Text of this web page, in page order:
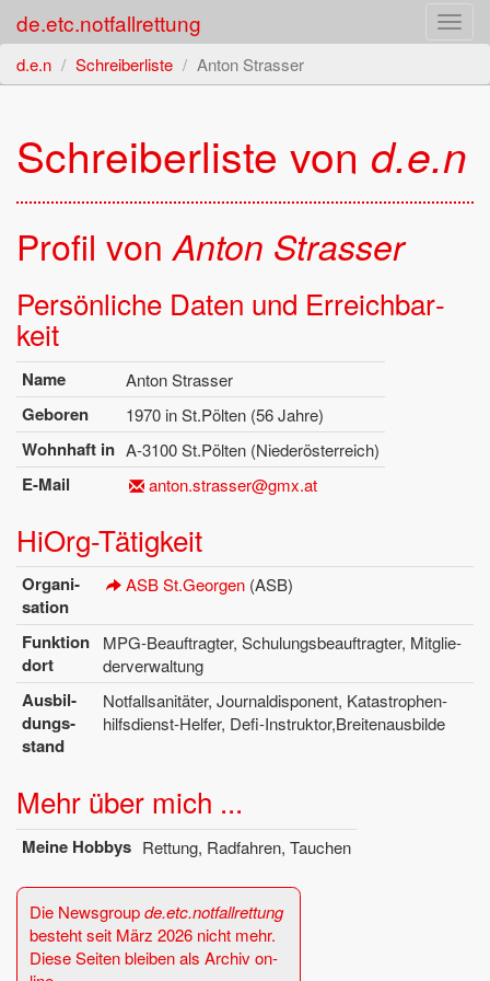
de.etc.notfallrettung
d.e.n Schreiberliste Anton Strasser
Schrei­ber­lis­te von d.e.n
Pro­fil vonAnton Stras­ser
Per­sön­li­che Daten und Er­reich­bar­
keit
Name Anton Stras­ser
Ge­bo­ren 1970 in St.Pöl­ten (56 Jahre)
Wohn­haft in A-3100 St.Pöl­ten (Nie­der­ös­ter­reich)
E-Mail anton.​strasser@​gmx.​at
Hi­Org-Tä­tig­keit
Or­ga­ni­
sa­ti­on
ASB St.​Georgen (ASB)
Funk­ti­on
dort
MPG-Be­auf­trag­ter, Schu­lungs­be­auf­trag­ter, Mit­glie­
der­ver­wal­tung
Aus­bil­
dungs­
stand
Not­fall­sa­ni­tä­ter, Jour­nal­dis­po­nent, Ka­ta­stro­phen­
hilfs­dienst-Hel­fer, De­fi-In­struk­tor,Brei­ten­aus­bil­de
Mehr über mich ...
Meine Hob­bys Ret­tung, Rad­fah­ren, Tau­chen
Die News­groupde.​etc.​notfall­ret­tung
be­steht seit März 2026 nicht mehr.
Diese Sei­ten blei­ben als Ar­chiv on­